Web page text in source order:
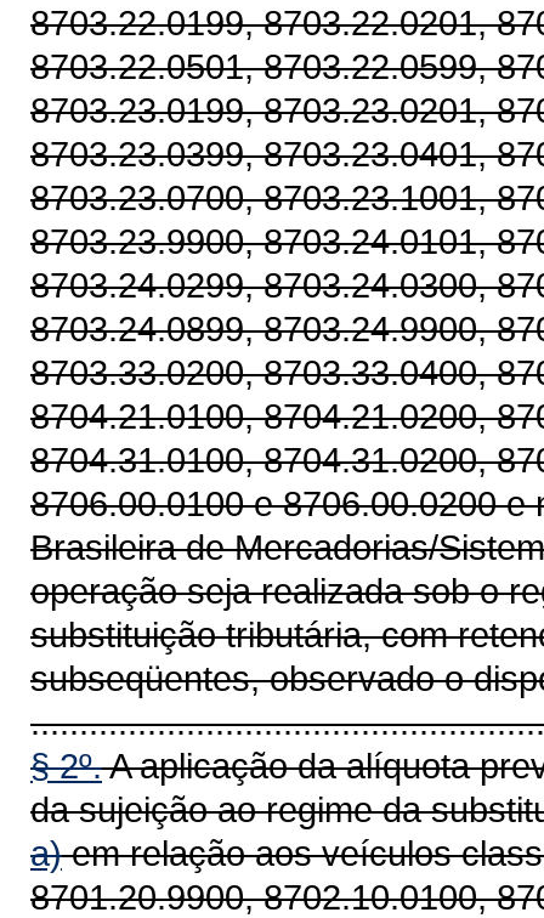
8703.22.0199, 8703.22.0201,
8703.22.0501, 8703.22.0599,
8703.23.0199, 8703.23.0201,
8703.23.0399, 8703.23.0401,
8703.23.0700, 8703.23.1001,
8703.23.9900, 8703.24.0101,
8703.24.0299, 8703.24.0300,
8703.24.0899, 8703.24.9900,
8703.33.0200, 8703.33.0400,
8704.21.0100, 8704.21.0200,
8704.31.0100, 8704.31.0200,
8706.00.0100 e 8706.00.0200
Brasileira de Mercadorias/
operação seja realizada sob o
substituição tributária, com
subseqüentes, observado o
§ 2º.A aplicação da alíquota
da sujeição ao regime da
a)em relação aos veículos
8701.20.9900, 8702.10.0100,